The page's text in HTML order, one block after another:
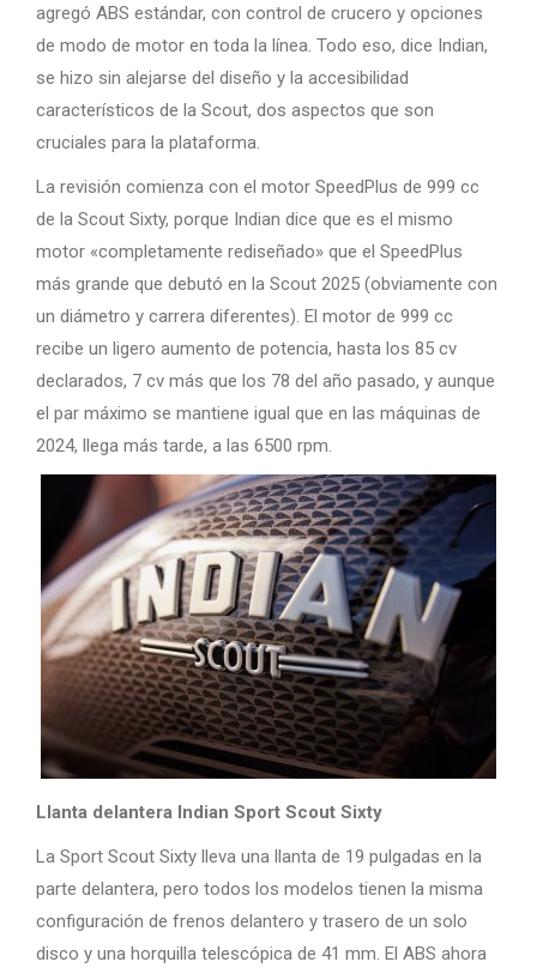
agregó ABS estándar, con control de crucero y opciones
de modo de motor en toda la línea. Todo eso, dice Indian,
se hizo sin alejarse del diseño y la accesibilidad
característicos de la Scout, dos aspectos que son
cruciales para la plataforma.
La revisión comienza con el motor SpeedPlus de 999 cc
de la Scout Sixty, porque Indian dice que es el mismo
motor «completamente rediseñado» que el SpeedPlus
más grande que debutó en la Scout 2025 (obviamente con
un diámetro y carrera diferentes). El motor de 999 cc
recibe un ligero aumento de potencia, hasta los 85 cv
declarados, 7 cv más que los 78 del año pasado, y aunque
el par máximo se mantiene igual que en las máquinas de
2024, llega más tarde, a las 6500 rpm.
Llanta delantera Indian Sport Scout Sixty
La Sport Scout Sixty lleva una llanta de 19 pulgadas en la
parte delantera, pero todos los modelos tienen la misma
configuración de frenos delantero y trasero de un solo
disco y una horquilla telescópica de 41 mm. El ABS ahora